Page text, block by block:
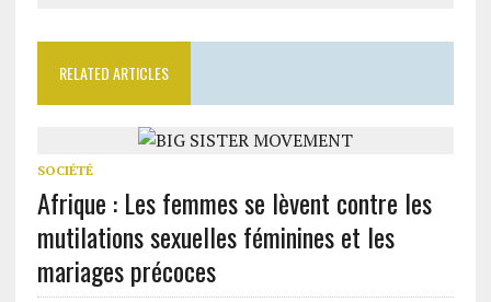
RELATED ARTICLES
SOCIÉTÉ
Afrique : Les femmes se lèvent contre les
mutilations sexuelles féminines et les
mariages précoces